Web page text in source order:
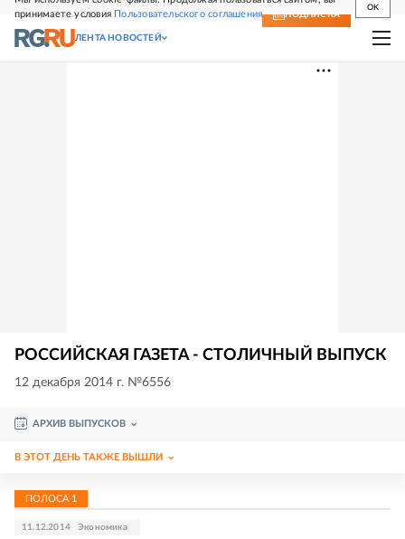
принимаете условия Пользовательского соглашения
OK
СВЕЖИЙ НОМЕР ПОДПИСКА
ЛЕНТА НОВОСТЕЙ
РОССИЙСКАЯ ГАЗЕТА - СТОЛИЧНЫЙ ВЫПУСК
12 декабря 2014 г. №6556
АРХИВ ВЫПУСКОВ
В ЭТОТ ДЕНЬ ТАКЖЕ ВЫШЛИ
ПОЛОСА 1
11.12.2014 Экономика